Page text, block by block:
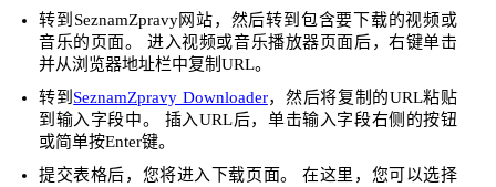
转到SeznamZpravy网站，然后转到包含要下载的视频或
音乐的页面。 进入视频或音乐播放器页面后，右键单击
并从浏览器地址栏中复制URL。
转到 SeznamZpravy Downloader，然后将复制的URL粘贴
到输入字段中。 插入URL后，单击输入字段右侧的按钮
或简单按Enter键。
提交表格后，您将进入下载页面。 在这里，您可以选择